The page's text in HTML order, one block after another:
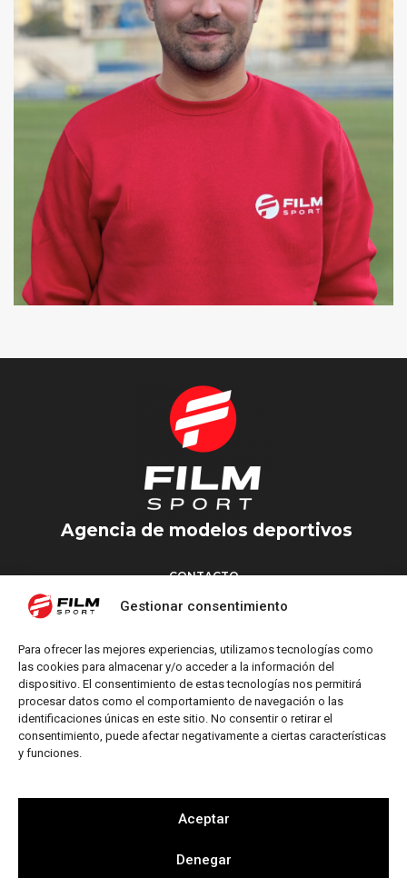
Gestionar consentimiento
Para ofrecer las mejores experiencias, utilizamos tecnologías como
las cookies para almacenar y/o acceder a la información del
dispositivo. El consentimiento de estas tecnologías nos permitirá
procesar datos como el comportamiento de navegación o las
identificaciones únicas en este sitio. No consentir o retirar el
consentimiento, puede afectar negativamente a ciertas características
y funciones.
Aceptar
Denegar
Agencia de modelos deportivos
CONTACTO
Torrent d’en Vidalet, 51 baixos
M: info@filmsport.es
Aviso Legal
Política de Privacidad